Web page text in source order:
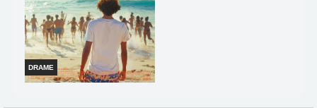
Réservation
TOUT PUBLIC VF
DRAME